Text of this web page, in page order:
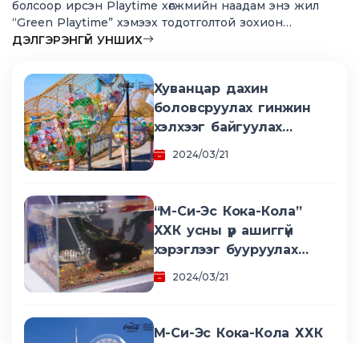
болсоор ирсэн Playtime хөгжмийн наадам энэ жил
“Green Playtime” хэмээх тодотголтой зохион
байгуулагдаж буй.
ДЭЛГЭРЭНГҮЙ УНШИХ
Хуванцар дахин
боловсруулах гинжин
хэлхээг байгуулах
гурван талт хамтын
ажиллагааны санамж
2024/03/21
“М-Си-Эс Кока-Кола”
ХХК усны үр ашиггүй
хэрэглээг бууруулах
хөтөлбөр хэрэгжүүлж
байна
2024/03/21
М-Си-Эс Кока-Кола ХХК